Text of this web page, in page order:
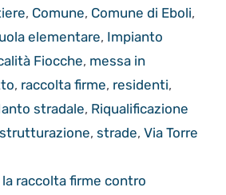
, Comune, Comune di Eboli,
elementare, Impianto
Fiocche, messa in
, raccolta firme, residenti,
stradale, Riqualificazione
, strade, Via Torre
raccolta firme contro